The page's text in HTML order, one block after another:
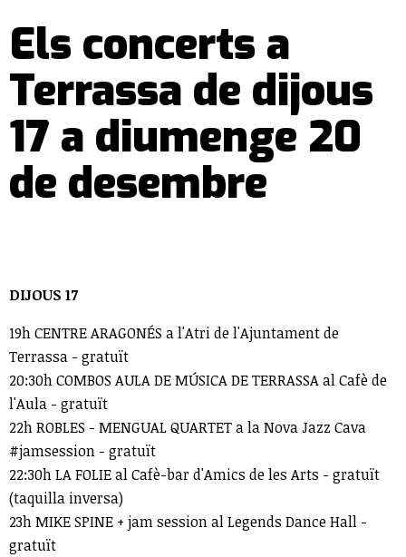
Els concerts a
Terrassa de dijous
17 a diumenge 20
de desembre
DIJOUS 17
19h CENTRE ARAGONÉS a l'Atri de l'Ajuntament de
Terrassa - gratuït
20:30h COMBOS AULA DE MÚSICA DE TERRASSA al Cafè de
l'Aula - gratuït
22h ROBLES - MENGUAL QUARTET a la Nova Jazz Cava
#jamsession - gratuït
22:30h LA FOLIE al Cafè-bar d'Amics de les Arts - gratuït
(taquilla inversa)
23h MIKE SPINE + jam session al Legends Dance Hall -
gratuït